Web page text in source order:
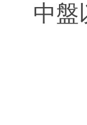
中盤